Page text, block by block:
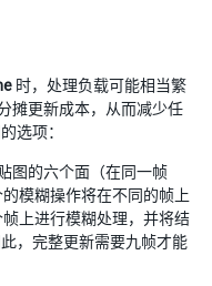
时，处理负载可能相当繁
摊更新成本，从而减少任
选项：
图的六个面（在同一帧
模糊操作将在不同的帧上
上进行模糊处理，并将结
，完整更新需要九帧才能